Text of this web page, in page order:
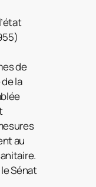
de
de la
au
Sénat